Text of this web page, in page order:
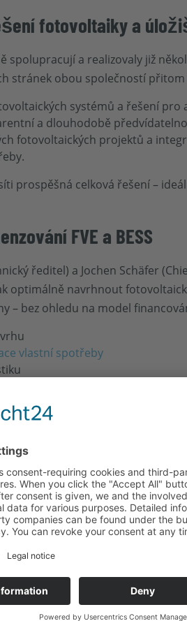
fotovoltaiky a
spolupracují a realizovaly již
stránek obou společností
systémů a řešení
a dlouhodobě
fotovoltaických projektů a
prospěšná celková řešení –
FVE a BESS
ředitel) a Jochen Schäfer
optimálně navrhnout
– bez ohledu na model
vlastní spotřeby
2025
spolupráce mezi
průmyslových a
(BESS).
– s mnoha intenzivními
řešení